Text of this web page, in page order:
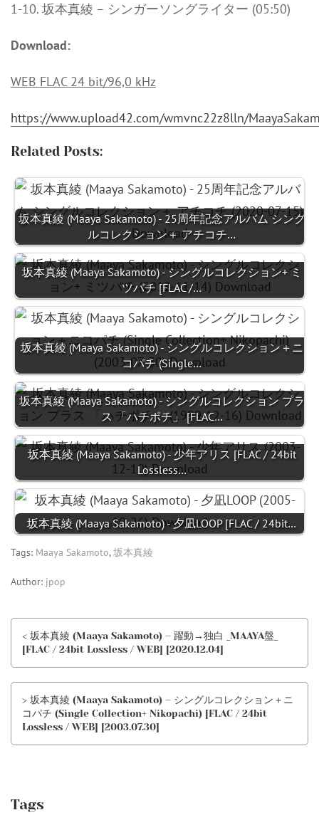
1-10. 坂本真綾 – シンガーソングライター (05:50)
Download:
WEB FLAC 24 bit/96,0 kHz
https://www.upload42.com/wmvnc22z8lln/
Related Posts:
坂本真綾 (Maaya Sakamoto) - 25周年記念アルバム シング
ルコレクション＋ アチコチ…
坂本真綾 (Maaya Sakamoto) - シングルコレクション+ ミ
ツバチ [FLAC /…
坂本真綾 (Maaya Sakamoto) - シングルコレクション＋ニ
コパチ (Single…
坂本真綾 (Maaya Sakamoto) - シングルコレクション プラ
ス 「ハチポチ」 [FLAC…
坂本真綾 (Maaya Sakamoto) - 少年アリス [FLAC / 24bit
Lossless…
坂本真綾 (Maaya Sakamoto) - 夕凪LOOP [FLAC / 24bit…
Tags: Maaya Sakamoto,坂本真綾
Author: jpop
< 坂本真綾 (Maaya Sakamoto) – 躍動→独白 _MAAYA盤_
[FLAC / 24bit Lossless / WEB] [2020.12.04]
> 坂本真綾 (Maaya Sakamoto) – シングルコレクション＋ニ
コパチ (Single Collection+ Nikopachi) [FLAC / 24bit
Lossless / WEB] [2003.07.30]
Tags